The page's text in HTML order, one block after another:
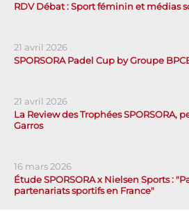
RDV Débat : Sport féminin et médias
21 avril 2026
SPORSORA Padel Cup by Groupe
21 avril 2026
La Review des Trophées SPORSORA,
Garros
16 mars 2026
Étude SPORSORA x Nielsen Sports :
partenariats sportifs en France"